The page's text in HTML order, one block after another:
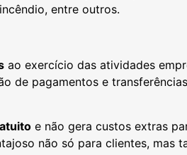
entre outros.
ao exercício das atividades
de pagamentos e
e não gera custos extras
não só para clientes, mas